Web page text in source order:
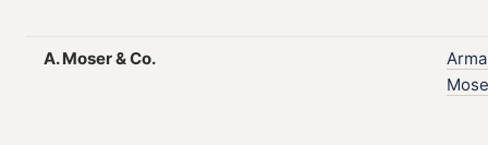
A. Moser & Co.